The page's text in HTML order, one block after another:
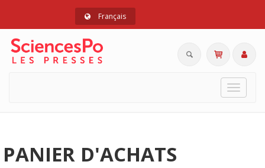
Français
Toggle
PANIER D'ACHATS